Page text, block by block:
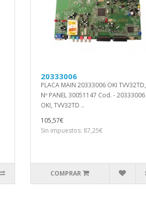
20333006
PLACA MAIN 20333006 OKI TVV32TD,
Nº PANEL 30051147 Cod. - 20333006
OKI, TVV32TD ..
105,57€
Sin impuestos: 87,25€
COMPRAR